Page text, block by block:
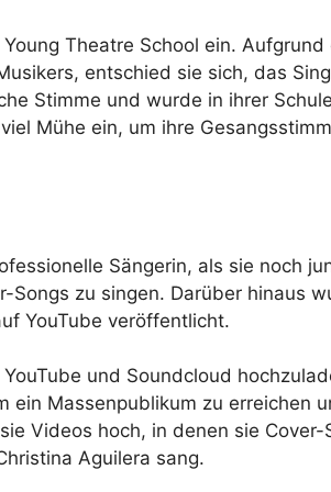
Theatre School ein. Aufgrund
entschied sie sich, das
Stimme und wurde in ihrer
Mühe ein, um ihre
Sängerin, als sie noch
Songs zu singen. Darüber hinaus
YouTube veröffentlicht.
und Soundcloud
ein Massenpublikum zu erreichen
Videos hoch, in denen sie Cover-
Aguilera sang.